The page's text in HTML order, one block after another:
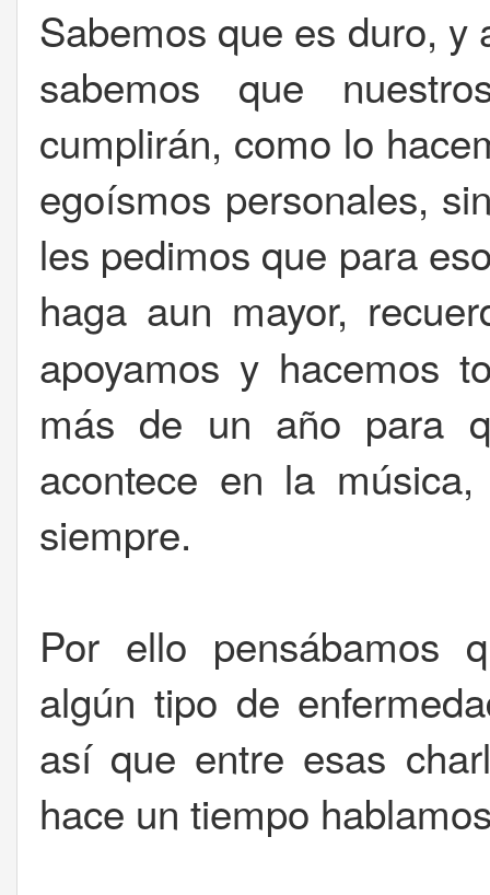
Sabemos que es duro, y
sabemos que
cumplirán, como lo
egoísmos personales,
les pedimos que para
haga aun mayor,
apoyamos y hacemos
más de un año para
acontece en la
siempre.
Por ello pensábamos
algún tipo de
así que entre esas
hace un tiempo